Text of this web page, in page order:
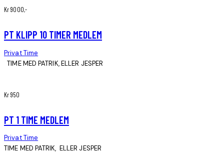
Kr 9000,-
PT KLIPP 10 TIMER MEDLEM
Privat Time
TIME MED PATRIK, ELLER JESPER
Kr 950
PT 1 TIME MEDLEM
Privat Time
TIME MED PATRIK, ELLER JESPER